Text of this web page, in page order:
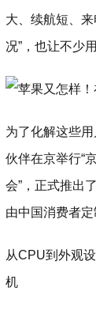
大、续航短、
况”，也让不少
为了化解这些
伙伴在京举行“
会”，正式推出
由中国消费者
从CPU到外观
机